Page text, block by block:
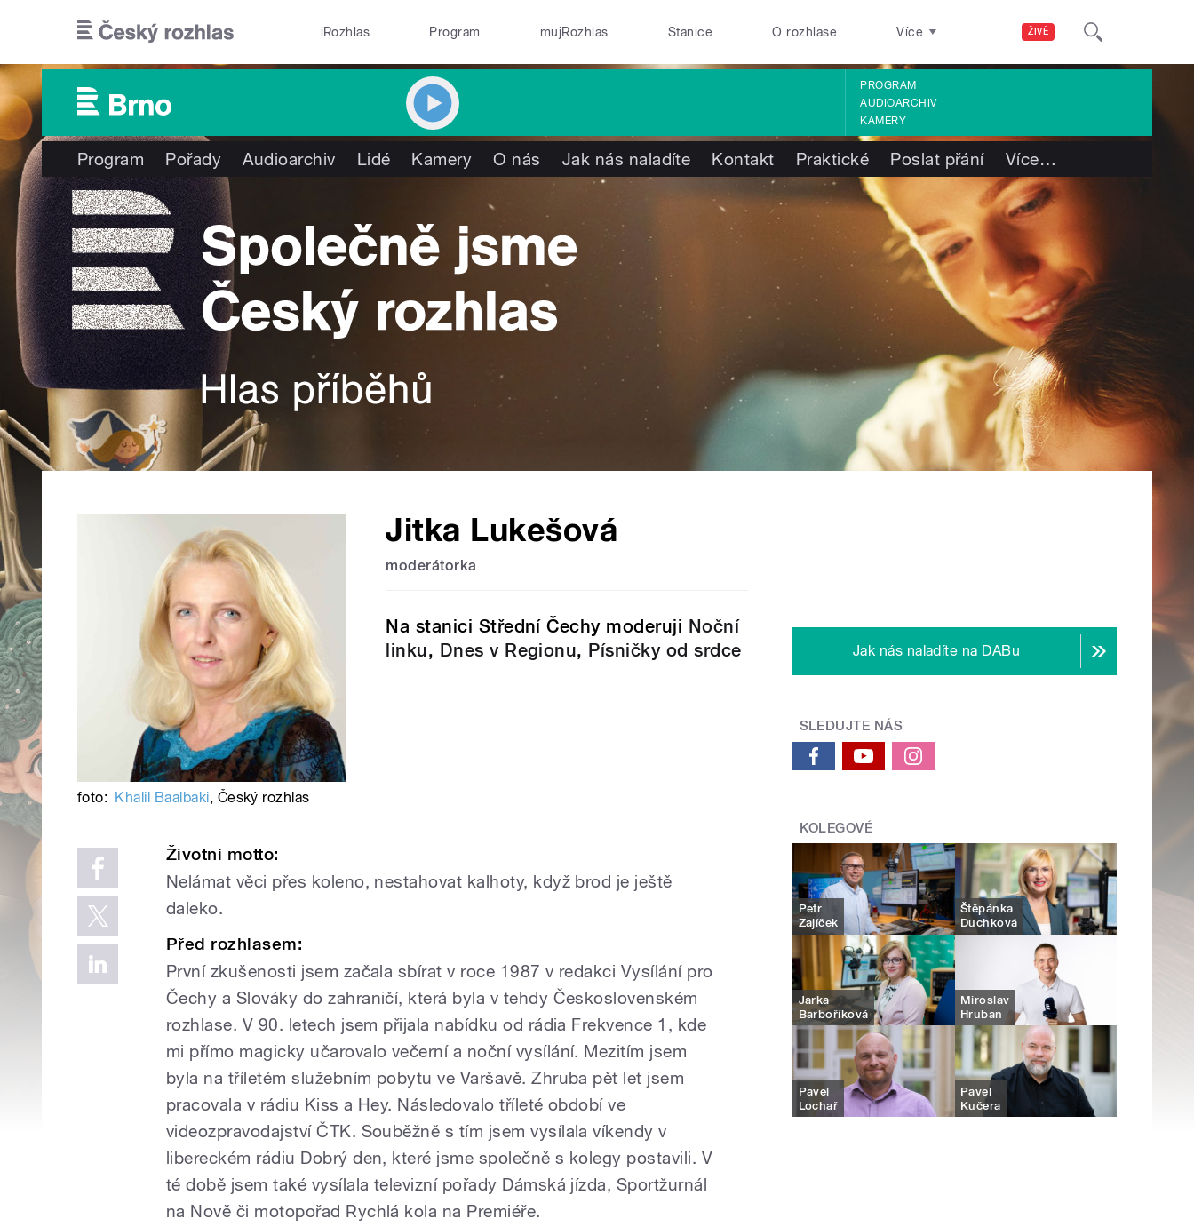
ŽIVĚ
iRozhlas Program mujRozhlas Stanice O rozhlase Více
PROGRAM
AUDIOARCHIV
KAMERY
Program Pořady Audioarchiv Lidé Kamery O nás Jak nás naladíte Kontakt Praktické Poslat přání Více…
Jitka Lukešová
moderátorka
Na stanici Střední Čechy moderuji Noční
linku, Dnes v Regionu, Písničky od srdce
foto: Khalil Baalbaki, Český rozhlas
Životní motto:
Nelámat věci přes koleno, nestahovat kalhoty, když brod je ještě
daleko.
Před rozhlasem:
První zkušenosti jsem začala sbírat v roce 1987 v redakci Vysílání pro
Čechy a Slováky do zahraničí, která byla v tehdy Československém
rozhlase. V 90. letech jsem přijala nabídku od rádia Frekvence 1, kde
mi přímo magicky učarovalo večerní a noční vysílání. Mezitím jsem
byla na tříletém služebním pobytu ve Varšavě. Zhruba pět let jsem
pracovala v rádiu Kiss a Hey. Následovalo tříleté období ve
videozpravodajství ČTK. Souběžně s tím jsem vysílala víkendy v
libereckém rádiu Dobrý den, které jsme společně s kolegy postavili. V
té době jsem také vysílala televizní pořady Dámská jízda, Sportžurnál
na Nově či motopořad Rychlá kola na Premiéře.
Jak nás naladíte na DABu
SLEDUJTE NÁS
KOLEGOVÉ
Petr
Zajíček
Štěpánka
Duchková
Jarka
Barboříková
Miroslav
Hruban
Pavel
Lochař
Pavel
Kučera